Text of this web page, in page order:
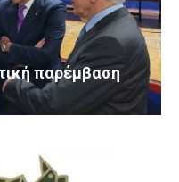
παρέμβαση